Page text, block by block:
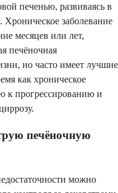
печенью, развиваясь в
Хроническое заболевание
месяцев или лет,
печёночная
но часто имеет лучшие
как хроническое
к прогрессированию и
печёночную
можно